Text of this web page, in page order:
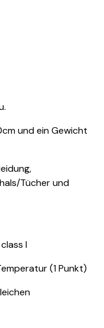
und ein Gewicht
Tücher und
I
(1 Punkt)